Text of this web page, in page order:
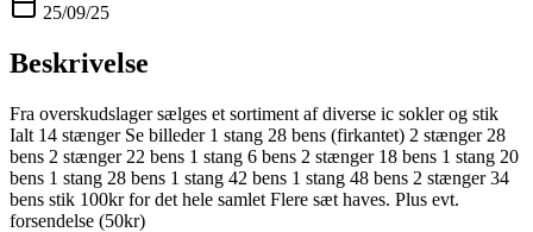
25/09/25
Beskrivelse
Fra overskudslager sælges et sortiment af diverse ic sokler og stik
Ialt 14 stænger Se billeder 1 stang 28 bens (firkantet) 2 stænger 28
bens 2 stænger 22 bens 1 stang 6 bens 2 stænger 18 bens 1 stang 20
bens 1 stang 28 bens 1 stang 42 bens 1 stang 48 bens 2 stænger 34
bens stik 100kr for det hele samlet Flere sæt haves. Plus evt.
forsendelse (50kr)